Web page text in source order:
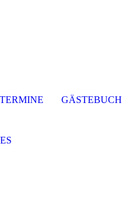
TERMINE GÄSTEBUCH